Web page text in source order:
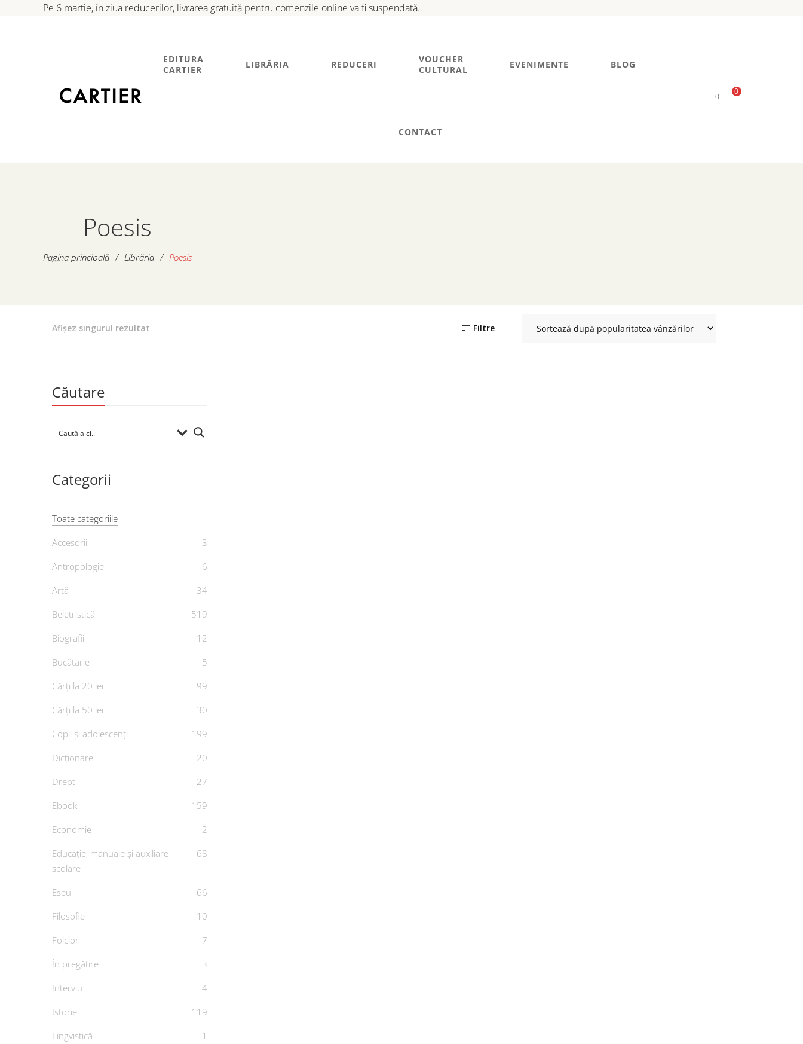
Pe 6 martie, în ziua reducerilor, livrarea gratuită pentru comenzile online va fi suspendată.
EDITURA
CARTIER
LIBRĂRIA REDUCERI
VOUCHER
CULTURAL
EVENIMENTE BLOG
CONTACT
0
0
Poesis
Pagina principală / Librăria / Poesis
Afișez singurul rezultat Filtre
Căutare
Categorii
Toate categoriile
Accesorii
3
Antropologie
6
Artă
34
Beletristică
519
Biografii
12
Bucătărie
5
Cărți la 20 lei
99
Cărți la 50 lei
30
Copii și adolescenți
199
Dicționare
20
Drept
27
Ebook
159
Economie
2
Educație, manuale și auxiliare
școlare
68
Eseu
66
Filosofie
10
Folclor
7
În pregătire
3
Interviu
4
Istorie
119
Lingvistică
1